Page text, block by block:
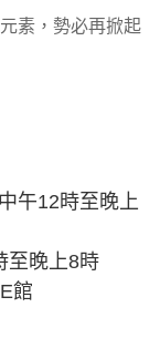
素，勢必再掀起
午12時至晚上
至晚上8時
館